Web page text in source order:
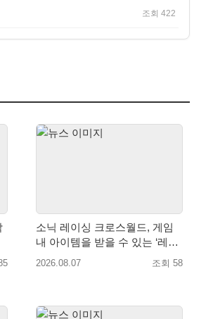
조회 422
소닉 레이싱 크로스월드, 게임
내 아이템을 받을 수 있는 ‘레전
드 대회 라운드 7’ 개최!
2026.08.07 조회 58